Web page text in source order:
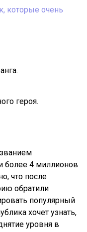
которые очень
героя.
более 4 миллионов
что после
обратили
популярный
хочет узнать,
уровня в